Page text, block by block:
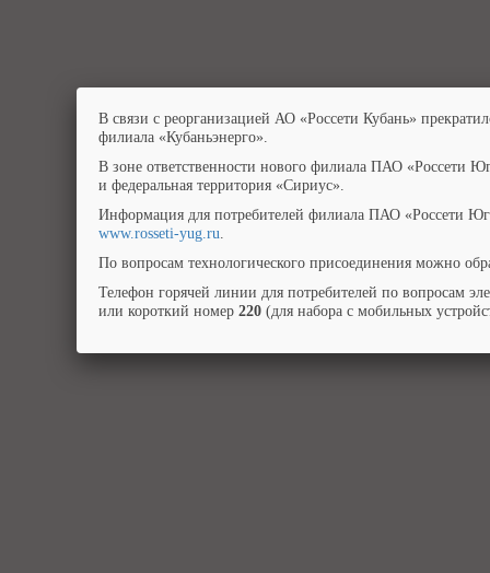
В связи с реорганизацией АО «Россети Кубань»
филиала «Кубаньэнерго».
В зоне ответственности нового филиала ПАО «Россети
и федеральная территория «Сириус».
Информация для потребителей филиала ПАО «Россети
www.rosseti-yug.ru.
По вопросам технологического присоединения можно
Телефон горячей линии для потребителей по вопросам
или короткий номер 220 (для набора с мобильных